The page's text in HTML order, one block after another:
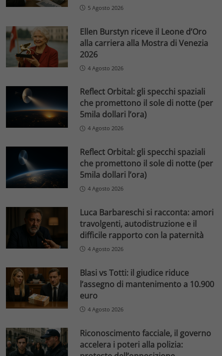
5 Agosto 2026
Ellen Burstyn riceve il Leone d’Oro
alla carriera alla Mostra di Venezia
2026
4 Agosto 2026
Reflect Orbital: gli specchi spaziali
che promettono il sole di notte (per
5mila dollari l’ora)
4 Agosto 2026
Reflect Orbital: gli specchi spaziali
che promettono il sole di notte (per
5mila dollari l’ora)
4 Agosto 2026
Luca Barbareschi si racconta: amori
travolgenti, autodistruzione e il
difficile rapporto con la paternità
4 Agosto 2026
Blasi vs Totti: il giudice riduce
l’assegno di mantenimento a 10.900
euro
4 Agosto 2026
Riconoscimento facciale, il governo
accelera i poteri alla polizia: